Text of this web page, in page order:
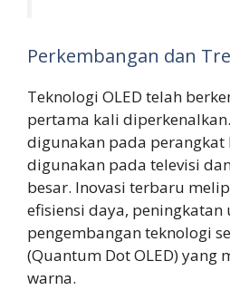
Perkembangan dan
Teknologi OLED telah
pertama kali
digunakan pada perangkat
digunakan pada televisi
besar. Inovasi terbaru
efisiensi daya,
pengembangan teknologi
(Quantum Dot OLED) yang
warna.